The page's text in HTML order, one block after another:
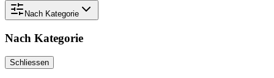
Nach Kategorie
Nach Kategorie
Schliessen